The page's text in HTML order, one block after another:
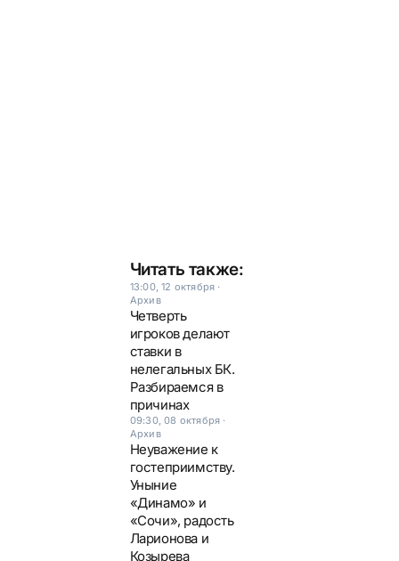
Читать также:
13:00, 12 октября ·
Архив
Четверть
игроков делают
ставки в
нелегальных БК.
Разбираемся в
причинах
09:30, 08 октября ·
Архив
Неуважение к
гостеприимству.
Уныние
«Динамо» и
«Сочи», радость
Ларионова и
Козырева